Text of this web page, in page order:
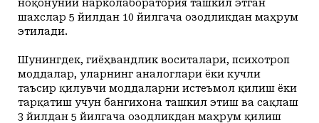
ноқонуний нарколаборатория ташкил этган
шахслар 5 йилдан 10 йилгача озодликдан маҳрум
этилади.
Шунингдек, гиёҳвандлик воситалари, психотроп
моддалар, уларнинг аналоглари ёки кучли
таъсир қилувчи моддаларни истеъмол қилиш ёки
тарқатиш учун бангихона ташкил этиш ва сақлаш
3 йилдан 5 йилгача озодликдан маҳрум қилиш